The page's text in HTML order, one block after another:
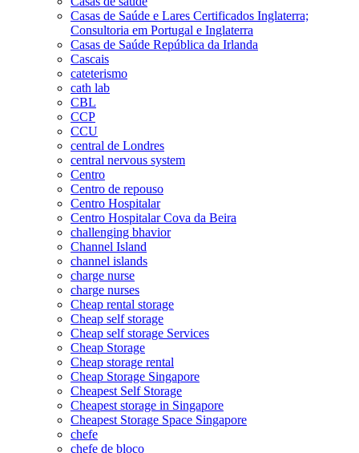
Casas de Saúde e Lares Certificados Inglaterra;
Consultoria em Portugal e Inglaterra
Casas de Saúde República da Irlanda
Cascais
cateterismo
cath lab
CBL
CCP
CCU
central de Londres
central nervous system
Centro
Centro de repouso
Centro Hospitalar
Centro Hospitalar Cova da Beira
challenging bhavior
Channel Island
channel islands
charge nurse
charge nurses
Cheap rental storage
Cheap self storage
Cheap self storage Services
Cheap Storage
Cheap storage rental
Cheap Storage Singapore
Cheapest Self Storage
Cheapest storage in Singapore
Cheapest Storage Space Singapore
chefe
chefe de bloco